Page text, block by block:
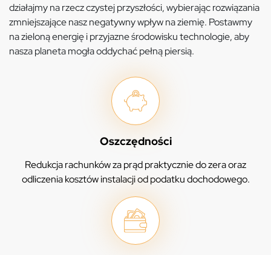
działajmy na rzecz czystej przyszłości, wybierając rozwiązania
zmniejszające nasz negatywny wpływ na ziemię. Postawmy
na zieloną energię i przyjazne środowisku technologie, aby
nasza planeta mogła oddychać pełną piersią.
Oszczędności
Redukcja rachunków za prąd praktycznie do zera oraz
odliczenia kosztów instalacji od podatku dochodowego.